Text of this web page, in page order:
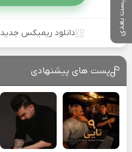
پست بعدی دانلود ریمیکس جدید
پست های پیشنهادی